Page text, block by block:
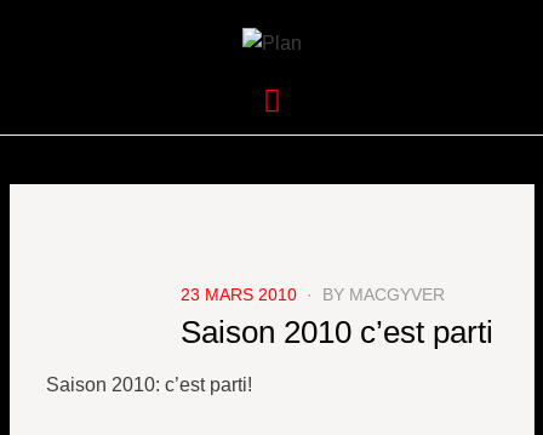
VOLKANIK-
ENDURANCE
POSTED
ON
23 MARS 2010 BY MACGYVER
Saison 2010 c’est parti
Saison 2010: c’est parti!